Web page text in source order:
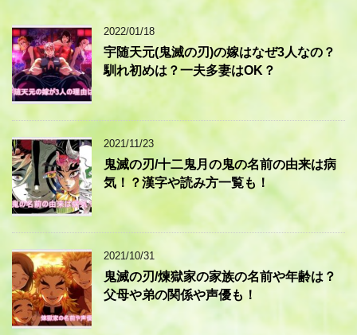
2022/01/18
宇随天元(鬼滅の刃)の嫁はなぜ3人なの？
馴れ初めは？一夫多妻はOK？
2021/11/23
鬼滅の刃/十二鬼月の鬼の名前の由来は病
気！？漢字や読み方一覧も！
2021/10/31
鬼滅の刃/煉獄家の家族の名前や年齢は？
父母や弟の関係や声優も！